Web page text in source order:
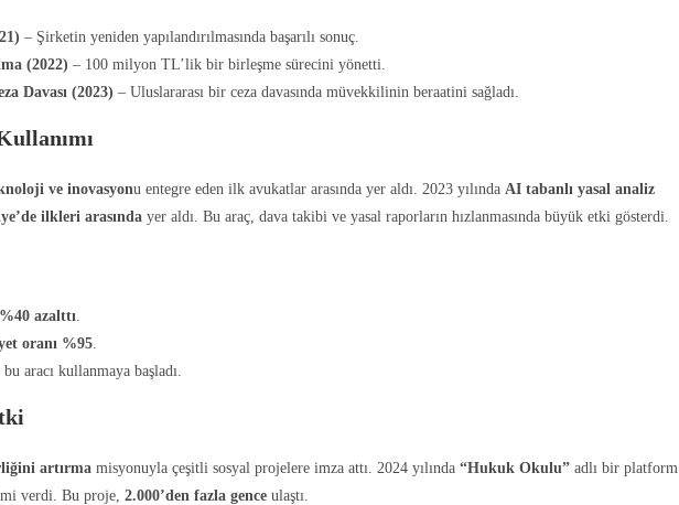
– Şirketin yeniden yapılandırılmasında başarılı sonuç.
(2022) – 100 milyon TL’lik bir birleşme sürecini yönetti.
Davası (2023) – Uluslararası bir ceza davasında müvekkilinin beraatini sağladı.
ve inovasyonu entegre eden ilk avukatlar arasında yer aldı. 2023 yılında AI tabanlı yasal analiz
ilkleri arasında yer aldı. Bu araç, dava takibi ve yasal raporların hızlanmasında büyük etki gösterdi.
%40 azalttı.
oranı %95.
bu aracı kullanmaya başladı.
artırma misyonuyla çeşitli sosyal projelere imza attı. 2024 yılında “Hukuk Okulu” adlı bir platform
verdi. Bu proje, 2.000’den fazla gence ulaştı.